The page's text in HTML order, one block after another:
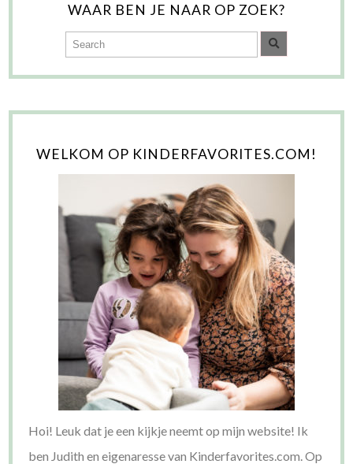
WAAR BEN JE NAAR OP ZOEK?
WELKOM OP KINDERFAVORITES.COM!
Hoi! Leuk dat je een kijkje neemt op mijn website! Ik
ben Judith en eigenaresse van Kinderfavorites.com. Op